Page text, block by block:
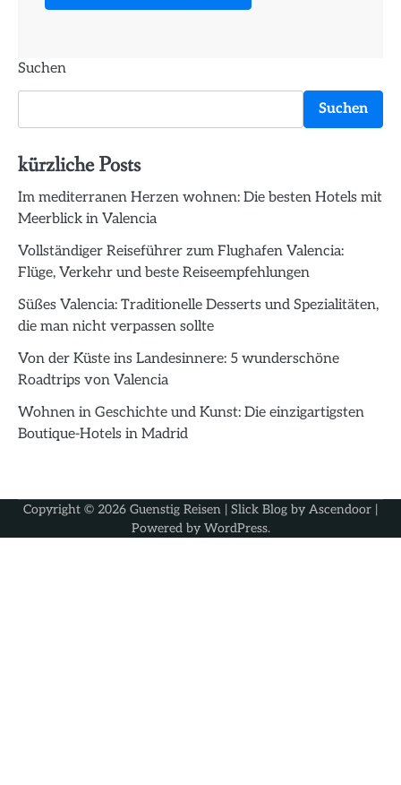
Suchen
Suchen
kürzliche Posts
Im mediterranen Herzen wohnen: Die besten Hotels mit
Meerblick in Valencia
Vollständiger Reiseführer zum Flughafen Valencia:
Flüge, Verkehr und beste Reiseempfehlungen
Süßes Valencia: Traditionelle Desserts und Spezialitäten,
die man nicht verpassen sollte
Von der Küste ins Landesinnere: 5 wunderschöne
Roadtrips von Valencia
Wohnen in Geschichte und Kunst: Die einzigartigsten
Boutique-Hotels in Madrid
Copyright © 2026 Guenstig Reisen | Slick Blog by Ascendoor |
Powered by WordPress.